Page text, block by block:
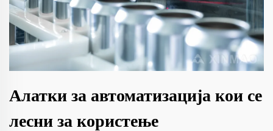
Алатки за автоматизација кои се
лесни за користење